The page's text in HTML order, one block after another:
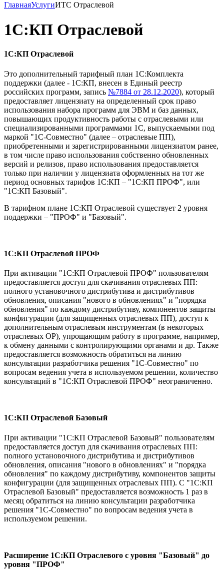
ГлавнаяУслугиИТС Отраслевой
1С:КП Отраслевой
1С:КП Отраслевой
Это дополнительный тарифный план 1С:Комплекта
поддержки (далее - 1С:КП, внесен в Единый реестр
российских программ, запись №7884 от 28.12.2020), который
предоставляет лицензиату на определенный срок право
использования набора программ для ЭВМ и баз данных,
повышающих продуктивность работы с отраслевыми или
специализированными программами 1С, выпускаемыми под
маркой "1С-Совместно" (далее – отраслевые ПП),
приобретенными и зарегистрированными лицензиатом ранее,
в том числе право использования собственно обновленных
версий и релизов, право использования предоставляется
только при наличии у лицензиата оформленных на тот же
период основных тарифов 1С:КП – "1С:КП ПРОФ", или
"1С:КП Базовый".
В тарифном плане 1С:КП Отраслевой существует 2 уровня
поддержки – "ПРОФ" и "Базовый".
1С:КП Отраслевой ПРОФ
При активации "1С:КП Отраслевой ПРОФ" пользователям
предоставляется доступ для скачивания отраслевых ПП:
полного установочного дистрибутива и дистрибутивов
обновления, описания "нового в обновлениях" и "порядка
обновления" по каждому дистрибутиву, компонентов защиты
конфигурации (для защищенных отраслевых ПП), доступ к
дополнительным отраслевым инструментам (в некоторых
отраслевых ОР), упрощающим работу в программе, например,
к обмену данными с контролирующими органами и др. Также
предоставляется возможность обратиться на линию
консультации разработчика решения "1С-Совместно" по
вопросам ведения учета в используемом решении, количество
консультаций в "1С:КП Отраслевой ПРОФ" неограниченно.
1С:КП Отраслевой Базовый
При активации "1С:КП Отраслевой Базовый" пользователям
предоставляется доступ для скачивания отраслевых ПП:
полного установочного дистрибутива и дистрибутивов
обновления, описания "нового в обновлениях" и "порядка
обновления" по каждому дистрибутиву, компонентов защиты
конфигурации (для защищенных отраслевых ПП). С "1С:КП
Отраслевой Базовый" предоставляется возможность 1 раз в
месяц обратиться на линию консультации разработчика
решения "1С-Совместно" по вопросам ведения учета в
используемом решении.
Расширение 1С:КП Отраслевого с уровня "Базовый" до
уровня "ПРОФ"